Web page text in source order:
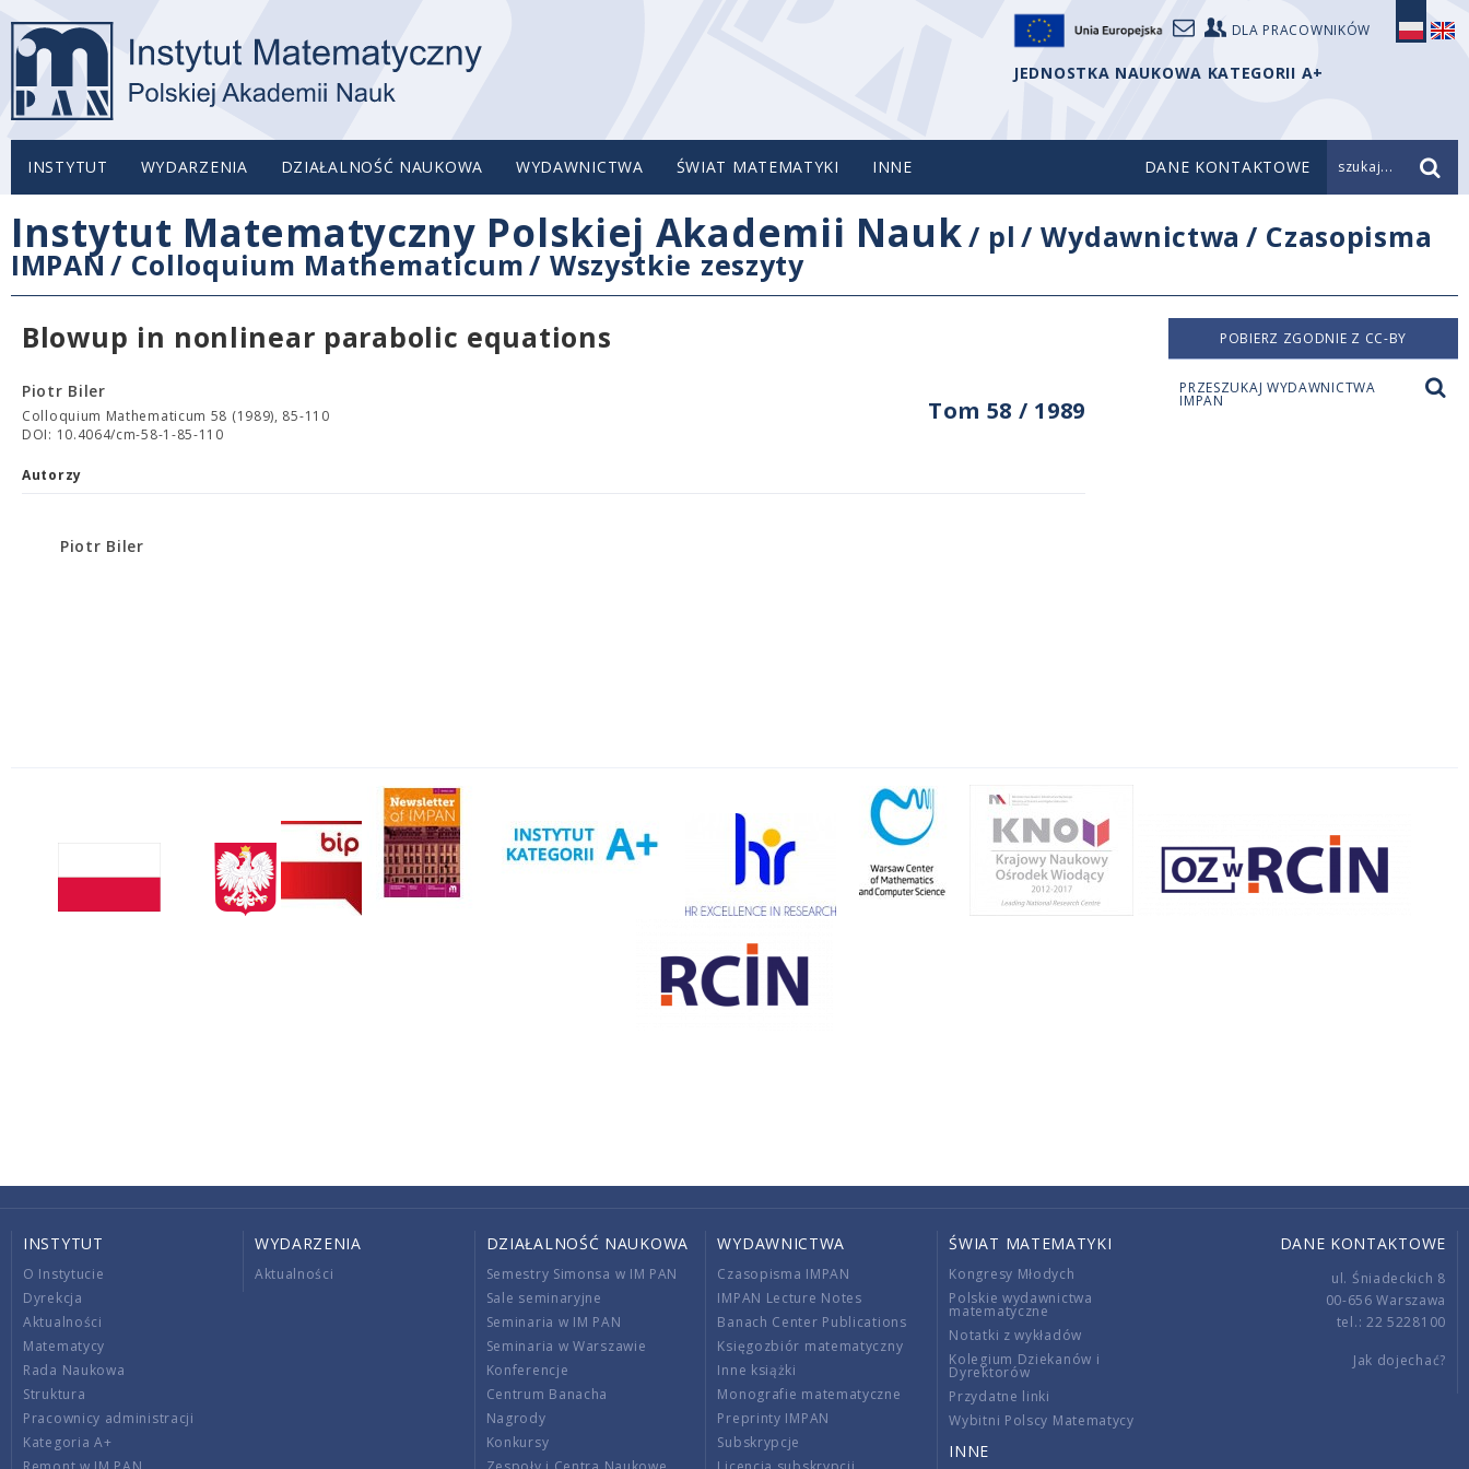
DLA PRACOWNIKÓW
JEDNOSTKA NAUKOWA KATEGORII A+
INSTYTUT WYDARZENIA DZIAŁALNOŚĆ NAUKOWA WYDAWNICTWA ŚWIAT MATEMATYKI INNE DANE KONTAKTOWE szukaj...
Instytut Matematyczny Polskiej Akademii Nauk/ pl /Wydawnictwa / Czasopisma
IMPAN / Colloquium Mathematicum/ Wszystkie zeszyty
Blowup in nonlinear parabolic equations
Tom 58 / 1989
Piotr Biler
Colloquium Mathematicum 58 (1989), 85-110
DOI: 10.4064/cm-58-1-85-110
Autorzy
Piotr Biler
POBIERZ ZGODNIE Z CC-BY
PRZESZUKAJ WYDAWNICTWA
IMPAN
INSTYTUT
O Instytucie
Dyrekcja
Aktualności
Matematycy
Rada Naukowa
Struktura
Pracownicy administracji
Kategoria A+
WYDARZENIA
Aktualności
DZIAŁALNOŚĆ NAUKOWA
Semestry Simonsa w IM PAN
Sale seminaryjne
Seminaria w IM PAN
Seminaria w Warszawie
Konferencje
Centrum Banacha
Nagrody
Konkursy
WYDAWNICTWA
Czasopisma IMPAN
IMPAN Lecture Notes
Banach Center Publications
Księgozbiór matematyczny
Inne książki
Monografie matematyczne
Preprinty IMPAN
Subskrypcje
ŚWIAT MATEMATYKI
Kongresy Młodych
Polskie wydawnictwa
matematyczne
Notatki z wykładów
Kolegium Dziekanów i
Dyrektorów
Przydatne linki
Wybitni Polscy Matematycy
INNE
DANE KONTAKTOWE
ul. Śniadeckich 8
00-656 Warszawa
tel.: 22 5228100
Jak dojechać?